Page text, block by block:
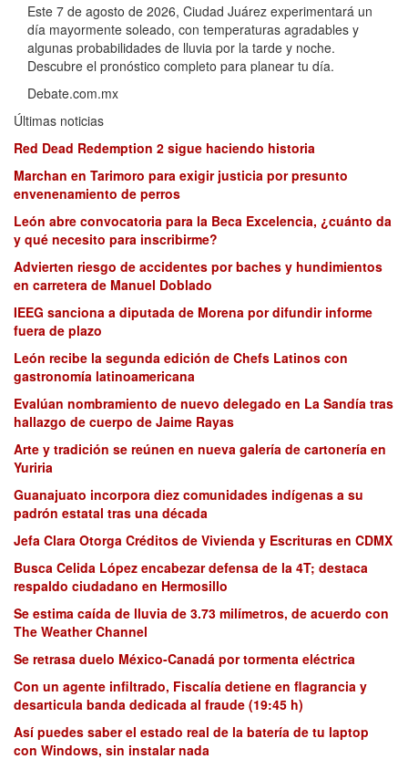
Este 7 de agosto de 2026, Ciudad Juárez experimentará un
día mayormente soleado, con temperaturas agradables y
algunas probabilidades de lluvia por la tarde y noche.
Descubre el pronóstico completo para planear tu día.
Debate.com.mx
Últimas noticias
Red Dead Redemption 2 sigue haciendo historia
Marchan en Tarimoro para exigir justicia por presunto
envenenamiento de perros
León abre convocatoria para la Beca Excelencia, ¿cuánto da
y qué necesito para inscribirme?
Advierten riesgo de accidentes por baches y hundimientos
en carretera de Manuel Doblado
IEEG sanciona a diputada de Morena por difundir informe
fuera de plazo
León recibe la segunda edición de Chefs Latinos con
gastronomía latinoamericana
Evalúan nombramiento de nuevo delegado en La Sandía tras
hallazgo de cuerpo de Jaime Rayas
Arte y tradición se reúnen en nueva galería de cartonería en
Yuriria
Guanajuato incorpora diez comunidades indígenas a su
padrón estatal tras una década
Jefa Clara Otorga Créditos de Vivienda y Escrituras en CDMX
Busca Celida López encabezar defensa de la 4T; destaca
respaldo ciudadano en Hermosillo
Se estima caída de lluvia de 3.73 milímetros, de acuerdo con
The Weather Channel
Se retrasa duelo México-Canadá por tormenta eléctrica
Con un agente infiltrado, Fiscalía detiene en flagrancia y
desarticula banda dedicada al fraude (19:45 h)
Así puedes saber el estado real de la batería de tu laptop
con Windows, sin instalar nada